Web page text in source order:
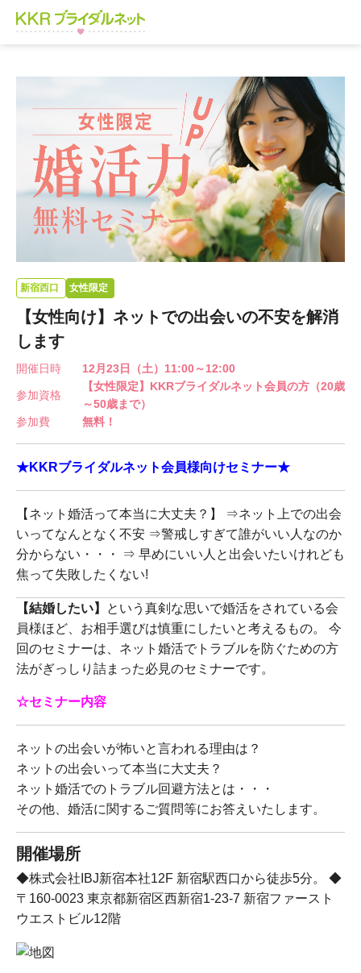
新宿西口 女性限定
【女性向け】ネットでの出会いの不安を解消
します​
開催日時 12月23日（土）11:00～12:00
参加資格
【女性限定】KKRブライダルネット会員の方（20歳
～50歳まで）
参加費
無料！
★KKRブライダルネット会員様向けセミナー★
【ネット婚活って本当に大丈夫？】 ⇒ネット上での出会
いってなんとなく不安 ⇒警戒しすぎて誰がいい人なのか
分からない・・・ ⇒ 早めにいい人と出会いたいけれども
焦って失敗したくない!
【結婚したい】
という真剣な思いで婚活をされている会
員様ほど、お相手選びは慎重にしたいと考えるもの。 今
回のセミナーは、ネット婚活でトラブルを防ぐための方
法がぎっしり詰まった必見のセミナーです。
☆セミナー内容
ネットの出会いが怖いと言われる理由は？
ネットの出会いって本当に大丈夫？
ネット婚活でのトラブル回避方法とは・・・
その他、婚活に関するご質問等にお答えいたします。
開催場所
◆株式会社IBJ新宿本社12F 新宿駅西口から徒歩5分。 ◆
〒160-0023 東京都新宿区西新宿1-23-7 新宿ファースト
ウエストビル12階